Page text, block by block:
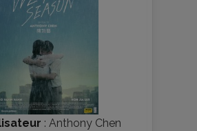
: Anthony Chen